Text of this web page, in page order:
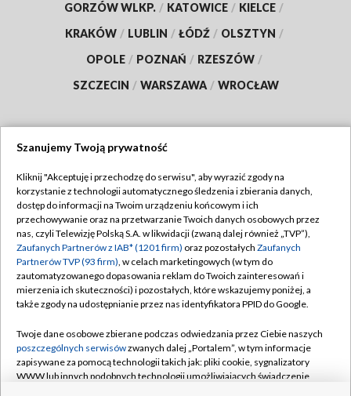
GORZÓW WLKP. / KATOWICE / KIELCE /
KRAKÓW / LUBLIN / ŁÓDŹ / OLSZTYN /
OPOLE / POZNAŃ / RZESZÓW /
SZCZECIN / WARSZAWA / WROCŁAW
TVP
Abonament TVP
Emisja w TVP
Centrum informacji TVP
Naziemna Telewizja Cyfrowa
Rada Programowa
System NOS
Regulamin TVP
Polityka prywatności
Moje zgody
Pomoc
Kontakt
Szanujemy Twoją prywatność
Kliknij "Akceptuję i przechodzę do serwisu", aby wyrazić zgody na
korzystanie z technologii automatycznego śledzenia i zbierania danych,
dostęp do informacji na Twoim urządzeniu końcowym i ich
przechowywanie oraz na przetwarzanie Twoich danych osobowych przez
nas, czyli Telewizję Polską S.A. w likwidacji (zwaną dalej również „TVP”),
Zaufanych Partnerów z IAB* (1201 firm) oraz pozostałych Zaufanych
Partnerów TVP (93 firm), w celach marketingowych (w tym do
zautomatyzowanego dopasowania reklam do Twoich zainteresowań i
mierzenia ich skuteczności) i pozostałych, które wskazujemy poniżej, a
także zgody na udostępnianie przez nas identyfikatora PPID do Google.
Twoje dane osobowe zbierane podczas odwiedzania przez Ciebie naszych
poszczególnych serwisówzwanych dalej „Portalem”, w tym informacje
zapisywane za pomocą technologii takich jak: pliki cookie, sygnalizatory
WWW lub innych podobnych technologii umożliwiających świadczenie